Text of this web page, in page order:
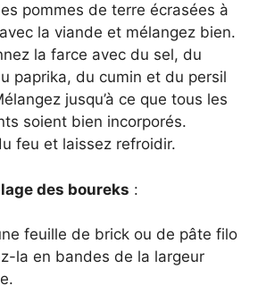
pommes de terre écrasées à
la viande et mélangez bien.
la farce avec du sel, du
paprika, du cumin et du persil
jusqu’à ce que tous les
soient bien incorporés.
feu et laissez refroidir.
des boureks :
feuille de brick ou de pâte filo
la en bandes de la largeur